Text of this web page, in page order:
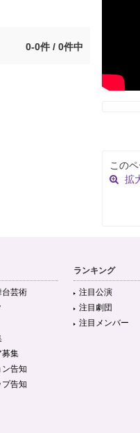
0-0件 / 0件中
この
拡
台芸術
募集
告知
告知
ランキング
注目公演
注目劇団
注目メンバー